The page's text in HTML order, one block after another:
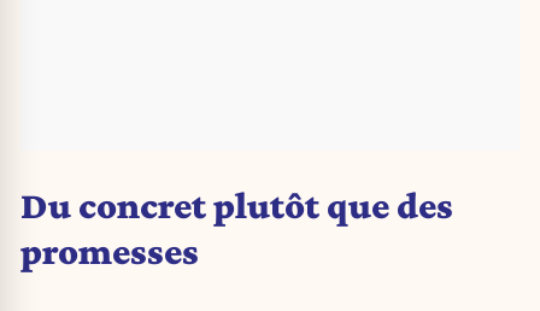
Du concret plutôt que des
promesses